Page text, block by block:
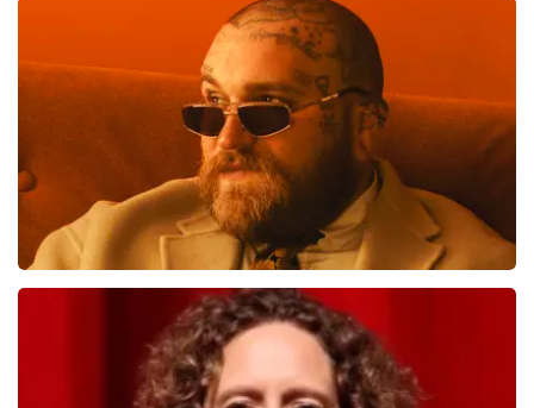
laatste 30 minuten
BESTEL NU
Teddy Swims
laatste 30 minuten
BESTEL NU